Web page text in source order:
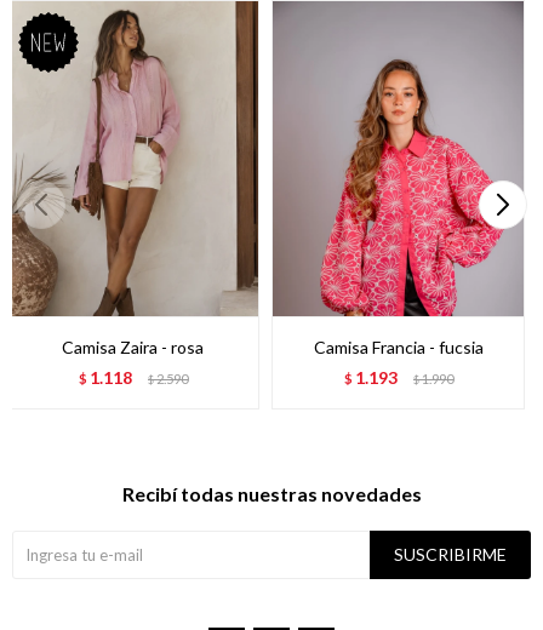
Camisa Zaira - rosa
$ 1.118 $2.590
Camisa Francia - fucsia
$ 1.193 $1.990
Recibí todas nuestras novedades
SUSCRIBIRME